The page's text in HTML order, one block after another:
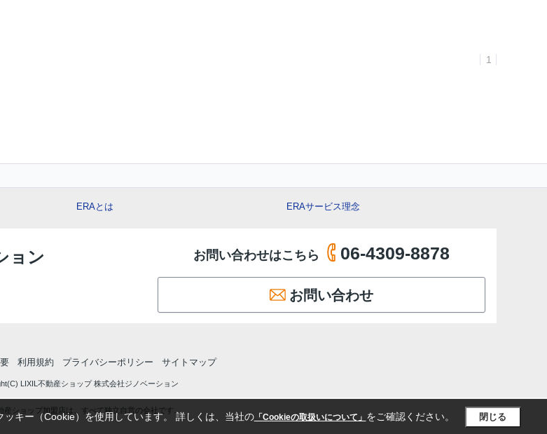
1
ERAとは ERAサービス理念
ョン お問い合わせはこちら 06-4309-8878
お問い合わせ
利用規約 プライバシーポリシー サイトマップ
LIXIL不動産ショップ 株式会社ジノベーション
産ショップ加盟店は、すべて独立自営の会社です。
キー（Cookie）を使用しています。 詳しくは、当社の「Cookieの取扱いについて」 をご確認ください。 閉じる